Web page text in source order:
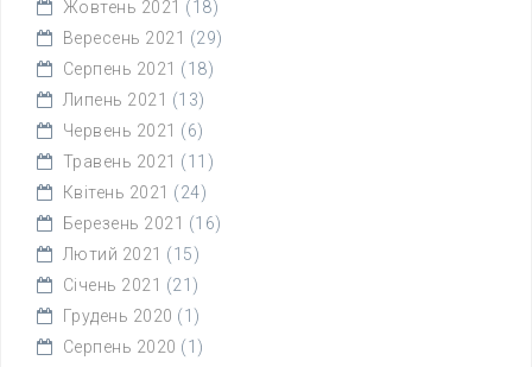
Жовтень 2021 (18)
Вересень 2021 (29)
Серпень 2021 (18)
Липень 2021 (13)
Червень 2021 (6)
Травень 2021 (11)
Квітень 2021 (24)
Березень 2021 (16)
Лютий 2021 (15)
Січень 2021 (21)
Грудень 2020 (1)
Серпень 2020 (1)